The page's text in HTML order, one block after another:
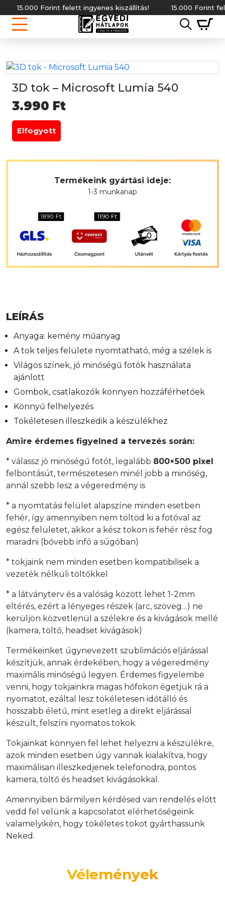
15.000 Forint felett ingyenes kiszállítás! 15.000 Forint
3D tok – Microsoft Lumia 540
3.990 Ft
Elfogyott
Termékeink gyártási ideje:
1-3 munkanap
LEÍRÁS
Anyaga: kemény műanyag
A tok teljes felülete nyomtatható, még a szélek is
Világos színek, jó minőségű fotók használata
ajánlott
Gombok, csatlakozók könnyen hozzáférhetőek
Könnyű felhelyezés
Tökéletesen illeszkedik a készülékhez
Amire érdemes figyelned a tervezés során:
* válassz jó minőségű fotót, legalább 800×500 pixel
felbontásút, természetesen minél jobb a minőség,
annál szebb lesz a végeredmény is
* a nyomtatási felület alapszíne minden esetben
fehér, így amennyiben nem töltöd ki a fotóval az
egész felületet, akkor a kész tokon is fehér rész fog
maradni (bővebb infó a súgóban)
* tokjaink nem minden esetben kompatibilisek a
vezeték nélküli töltőkkel
* a látványterv és a valóság között lehet 1-2mm
eltérés, ezért a lényeges részek (arc, szöveg…) ne
kerüljön közvetlenül a szélekre és a kivágások mellé
(kamera, töltő, headset kivágások)
Termékeinket úgynevezett szublimációs eljárással
készítjük, annak érdekében, hogy a végeredmény
maximális minőségű legyen. Érdemes figyelembe
venni, hogy tokjainkra magas hőfokon égetjük rá a
nyomatot, ezáltal lesz tökéletesen időtálló és
hosszabb életű, mint esetleg a direkt eljárással
készült, felszíni nyomatos tokok.
Tokjainkat könnyen fel lehet helyezni a készülékre,
azok minden esetben úgy vannak kialakítva, hogy
maximálisan illeszkedjenek telefonodra, pontos
kamera, töltő és headset kivágásokkal.
Amennyiben bármilyen kérdésed van rendelés előtt
vedd fel velünk a kapcsolatot elérhetőségeink
valamelyikén, hogy tökéletes tokot gyárthassunk
Neked.
Vélemények